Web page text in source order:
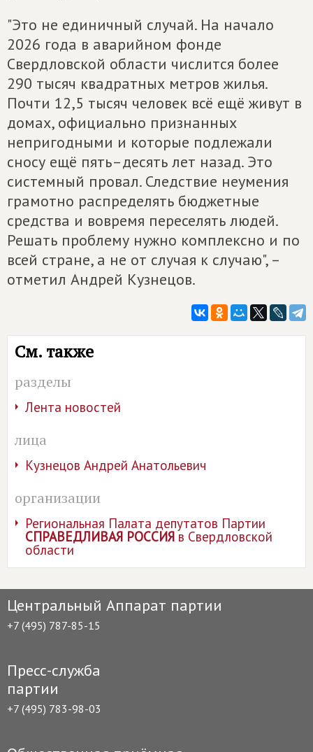
"Это не единичный случай. На начало
2026 года в аварийном фонде
Свердловской области числится более
290 тысяч квадратных метров жилья.
Почти 12,5 тысяч человек всё ещё живут в
домах, официально признанных
непригодными и которые подлежали
сносу ещё пять–десять лет назад. Это
системный провал. Следствие неумения
грамотно распределять бюджетные
средства и вовремя переселять людей.
Решать проблему нужно комплексно и по
всей стране, а не от случая к случаю", –
отметил Андрей Кузнецов.
См. также
разделы
Лента новостей
лица
Кузнецов Андрей Анатольевич
организации
Региональная Палата депутатов Партии
СПРАВЕДЛИВАЯ РОССИЯв Свердловской
области
Центральный Аппарат партии
+7 (495) 787-85-15
Пресс-служба
партии
+7 (495) 783-98-03